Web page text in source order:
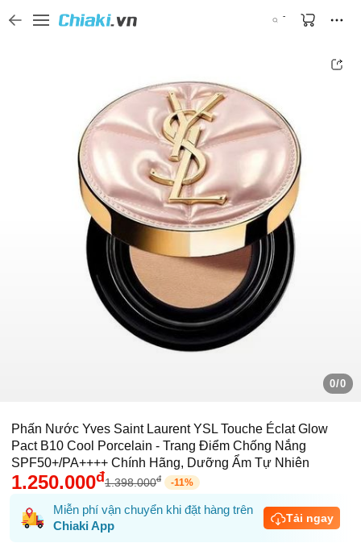
0/0
Phấn Nước Yves Saint Laurent YSL Touche Éclat Glow
Pact B10 Cool Porcelain - Trang Điểm Chống Nắng
SPF50+/PA++++ Chính Hãng, Dưỡng Ẩm Tự Nhiên
1.250.000đ1.398.000đ -11%
Miễn phí vận chuyển khi đặt hàng trên
Chiaki App
Tải ngay